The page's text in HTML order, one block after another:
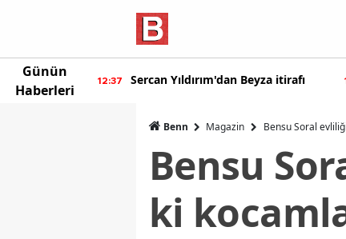
Günün
Haberleri
yeni 12:37 Sercan Yıldırım'dan Beyza itirafı
Benn Magazin Bensu Soral
Bensu
ki